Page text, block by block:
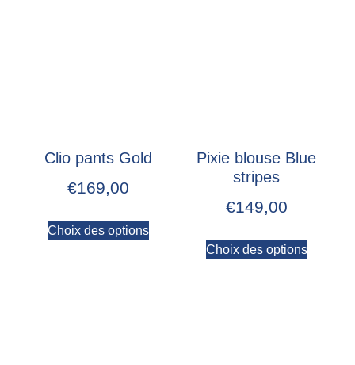
Clio pants Gold
€169,00
Choix des options
Pixie blouse Blue
stripes
€149,00
Choix des options